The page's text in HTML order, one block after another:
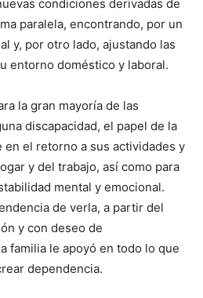
condiciones derivadas de
paralela, encontrando, por un
y, por otro lado, ajustando las
entorno doméstico y laboral.
la gran mayoría de las
discapacidad, el papel de la
el retorno a sus actividades y
y del trabajo, así como para
mental y emocional.
de verla, a partir del
y con deseo de
familia le apoyó en todo lo que
dependencia.